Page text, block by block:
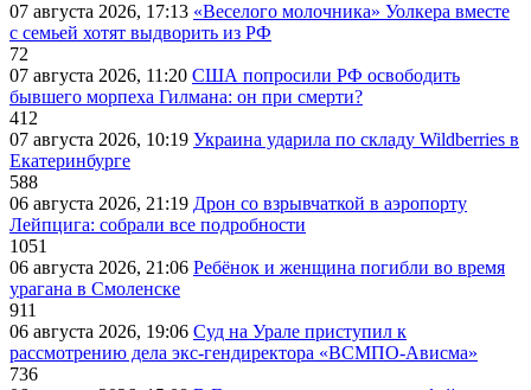
07 августа 2026, 17:13 «Веселого молочника» Уолкера вместе
с семьей хотят выдворить из РФ
72
07 августа 2026, 11:20 США попросили РФ освободить
бывшего морпеха Гилмана: он при смерти?
412
07 августа 2026, 10:19 Украина ударила по складу Wildberries в
Екатеринбурге
588
06 августа 2026, 21:19 Дрон со взрывчаткой в аэропорту
Лейпцига: собрали все подробности
1051
06 августа 2026, 21:06 Ребёнок и женщина погибли во время
урагана в Смоленске
911
06 августа 2026, 19:06 Суд на Урале приступил к
рассмотрению дела экс-гендиректора «ВСМПО-Ависма»
736